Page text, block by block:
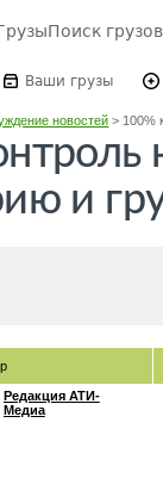
Поиск грузов
Ваши грузы
новостей > 100%
и
Редакция АТИ-
Медиа